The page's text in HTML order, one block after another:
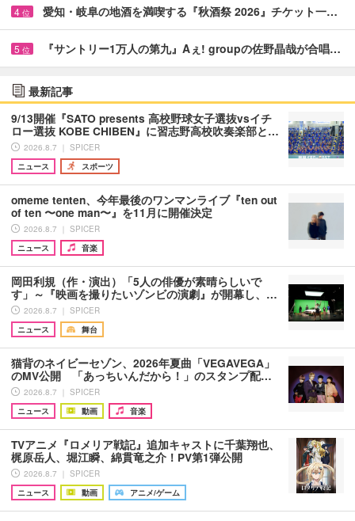
4 位 愛知・岐阜の地酒を満喫する『秋酒祭 2026』チケット一…
5 位 『サントリー1万人の第九』Aぇ! groupの佐野晶哉が合唱…
最新記事
9/13開催『SATO presents 高校野球女子選抜vsイチ
ロー選抜 KOBE CHIBEN』に習志野高校吹奏楽部と…
2026.8.7 ｜ SPICER
ニュース
スポーツ
omeme tenten、今年最後のワンマンライブ『ten out
of ten 〜one man〜』を11月に開催決定
2026.8.7 ｜ SPICER
ニュース
音楽
岡田利規（作・演出）「5人の俳優が素晴らしいで
す」～『映画を撮りたいゾンビの演劇』が開幕し、…
2026.8.7 ｜ SPICER
ニュース
舞台
猫背のネイビーセゾン、2026年夏曲「VEGAVEGA」
のMV公開 「あっちいんだから！」のスタンプ配…
2026.8.7 ｜ SPICER
ニュース
動画 音楽
TVアニメ『ロメリア戦記』追加キャストに千葉翔也、
梶原岳人、堀江瞬、綿貫竜之介！PV第1弾公開
2026.8.7 ｜ SPICER
ニュース
動画 アニメ/ゲーム